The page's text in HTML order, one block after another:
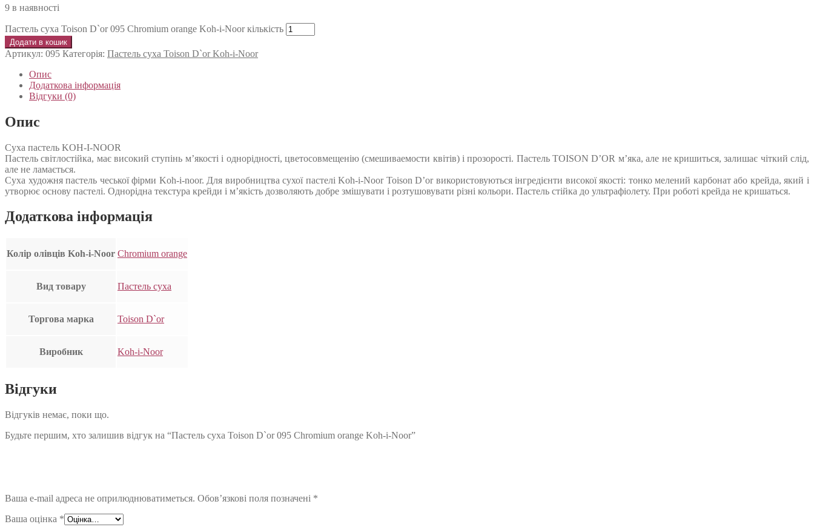
9 в наявності
Пастель суха Toison D`or 095 Chromium orange Koh-i-Noor кількість
Додати в кошик
Артикул: 095 Категорія: Пастель суха Toison D`or Koh-i-Noor
Опис
Додаткова інформація
Відгуки (0)
Опис
Суха пастель KOH-I-NOOR
Пастель світлостійка, має високий ступінь м’якості і однорідності, цветосовмещенію (смешиваемости квітів) і прозорості. Пастель TOISON D’OR м’яка, але не кришиться, залишає чіткий слід,
але не ламається.
Суха художня пастель чеської фірми Koh-i-noor. Для виробництва сухої пастелі Koh-i-Noor Toison D’or використовуються інгредієнти високої якості: тонко мелений карбонат або крейда, який і
утворює основу пастелі. Однорідна текстура крейди і м’якість дозволяють добре змішувати і розтушовувати різні кольори. Пастель стійка до ультрафіолету. При роботі крейда не кришаться.
Додаткова інформація
Колір олівців Koh-i-Noor Chromium orange
Вид товару Пастель суха
Торгова марка Toison D`or
Виробник Koh-i-Noor
Відгуки
Відгуків немає, поки що.
Будьте першим, хто залишив відгук на “Пастель суха Toison D`or 095 Chromium orange Koh-i-Noor”
Ваша e-mail адреса не оприлюднюватиметься. Обов’язкові поля позначені *
Ваша оцінка *